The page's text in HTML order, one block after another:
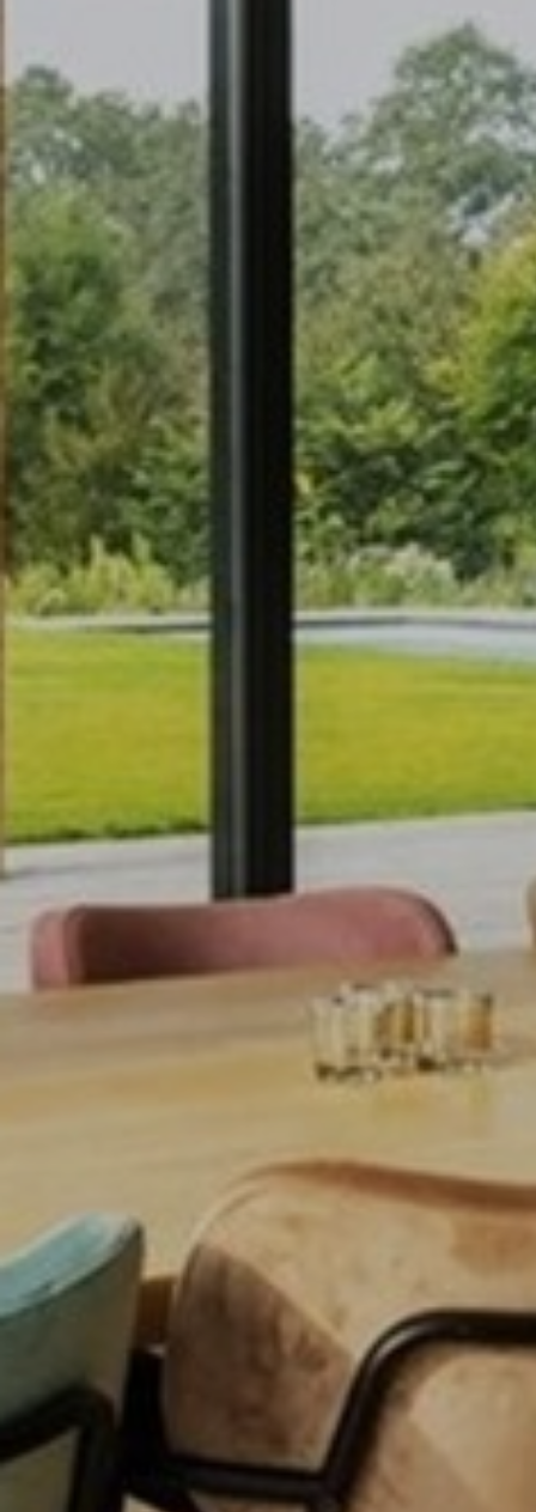
analysieren. Das Ziel von Marketing-Cookies ist
es, Anzeigen anzuzeigen, die auf den individuellen
Benutzer zugeschnitten und relevant sind. Diese
Anzeigen werden für Verleger und externe
Werbetreibende wertvoller.